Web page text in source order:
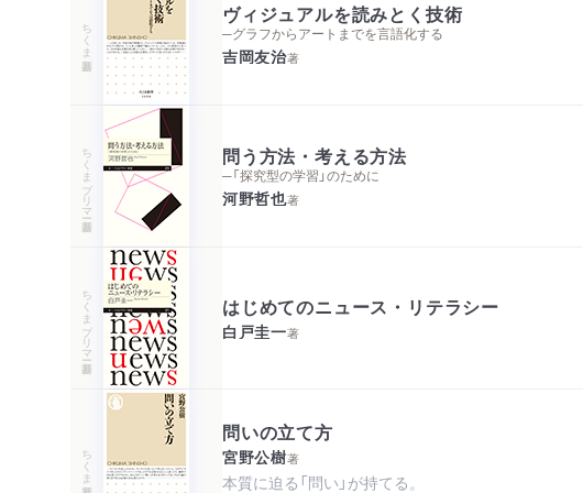
ちくま新書
ヴィジュアルを読みとく技術
─グラフからアートまでを言語化する
吉岡友治著
ちくまプリマー新書 問う方法・考える方法
─「探究型の学習」のために
河野哲也著
ちくまプリマー新書 はじめてのニュース・リテラシー
白戸圭一著
ちくま新書
問いの立て方
宮野公樹著
本質に迫る「問い」が持てる。